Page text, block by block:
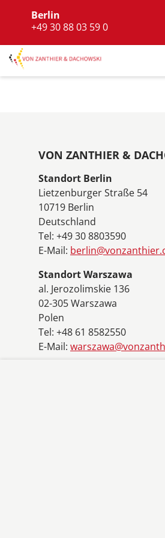
Berlin
+49 30 88 03 59 0
VON ZANTHIER &
Standort Berlin
Lietzenburger Straße 54
10719 Berlin
Deutschland
Tel: +49 30 8803590
E-Mail:
Standort Warszawa
al. Jerozolimskie 136
02-305 Warszawa
Polen
Tel: +48 61 8582550
E-Mail: